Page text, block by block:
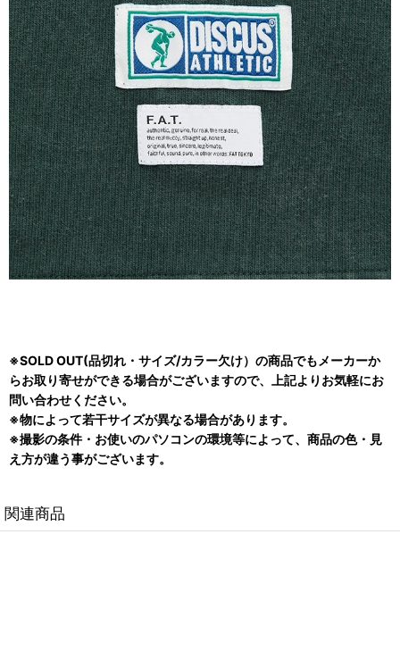
※SOLD OUT(品切れ・サイズ/カラー欠け）の商品でもメーカーか
らお取り寄せができる場合がございますので、上記よりお気軽にお
問い合わせください。
※物によって若干サイズが異なる場合があります。
※撮影の条件・お使いのパソコンの環境等によって、商品の色・見
え方が違う事がございます。
関連商品